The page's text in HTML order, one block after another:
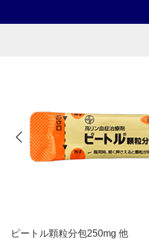
ピートル顆粒分包250mg 他